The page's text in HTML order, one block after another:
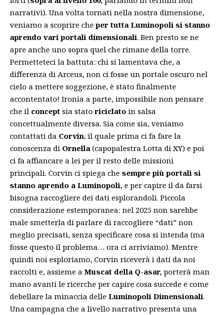
narrativi). Una volta tornati nella nostra dimensione,
veniamo a scoprire cheper tutta Luminopoli si stanno
aprendo vari portali dimensionali. Ben presto se ne
apre anche uno sopra quel che rimane della torre.
Permetteteci la battuta: chi si lamentava che, a
differenza di Arceus, non ci fosse un portale oscuro nel
cielo a mettere soggezione, è stato finalmente
accontentato! Ironia a parte, impossibile non pensare
che il concept sia statoriciclato in salsa
concettualmente diversa. Sia come sia, veniamo
contattati da Corvin, il quale prima ci fa fare la
conoscenza di Ornella (capopalestra Lotta di XY) e poi
ci fa affiancare a lei per il resto delle missioni
principali. Corvin ci spiega che sempre più portali si
stanno aprendo a Luminopoli, e per capire il da farsi
bisogna raccogliere dei dati esplorandoli. Piccola
considerazione estemporanea: nel 2025 non sarebbe
male smetterla di parlare di raccogliere “dati” non
meglio precisati, senza specificare cosa si intenda (ma
fosse questo il problema… ora ci arriviamo). Mentre
quindi noi esploriamo, Corvin riceverà i dati da noi
raccolti e, assieme a Muscat della Q-asar, porterà man
mano avanti le ricerche per capire cosa succede e come
debellare la minaccia delle Luminopoli Dimensionali.
Una campagna che a livello narrativo presenta una